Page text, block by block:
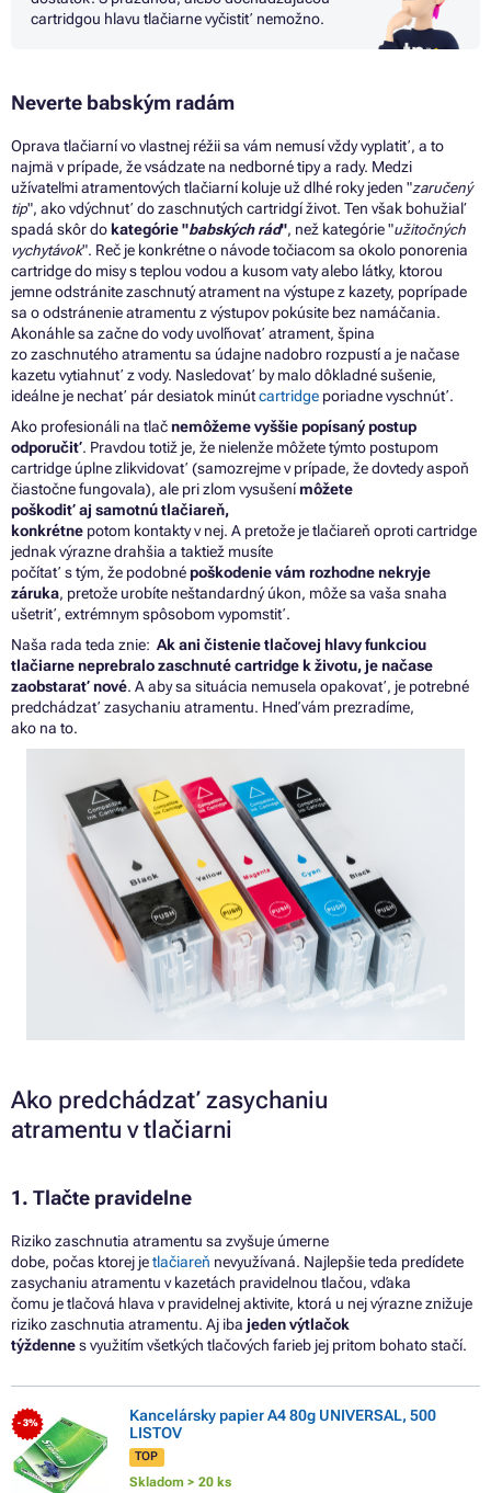
cartridgou hlavu tlačiarne vyčistiť nemožno.
Neverte babským radám
Oprava tlačiarní vo vlastnej réžii sa vám nemusí vždy vyplatiť, a to
najmä v prípade, že vsádzate na nedborné tipy a rady. Medzi
užívateľmi atramentových tlačiarní koluje už dlhé roky jeden "zaručený
tip", ako vdýchnuť do zaschnutých cartridgí život. Ten však bohužiaľ
spadá skôr do kategórie "babských rád", než kategórie "užitočných
vychytávok". Reč je konkrétne o návode točiacom sa okolo ponorenia
cartridge do misy s teplou vodou a kusom vaty alebo látky, ktorou
jemne odstránite zaschnutý atrament na výstupe z kazety, poprípade
sa o odstránenie atramentu z výstupov pokúsite bez namáčania.
Akonáhle sa začne do vody uvoľňovať atrament, špina
zo zaschnutého atramentu sa údajne nadobro rozpustí a je načase
kazetu vytiahnuť z vody. Nasledovať by malo dôkladné sušenie,
ideálne je nechať pár desiatok minútcartridge poriadne vyschnúť.
Ako profesionáli na tlačnemôžeme vyššie popísaný postup
odporučiť. Pravdou totiž je, že nielenže môžete týmto postupom
cartridge úplne zlikvidovať (samozrejmevprípade, žedovtedy aspoň
čiastočne fungovala), ale pri zlom vysušenímôžete
poškodiťaj samotnú tlačiareň,
konkrétne potom kontaktyvnej. A pretože jetlačiareň oproti cartridge
jednak výrazne drahšia a taktiež musíte
počítať stým, že podobnépoškodenie vám rozhodne nekryje
záruka, pretože urobíte neštandardný úkon, môžesa vaša snaha
ušetriť, extrémnym spôsobom vypomstiť.
Naša rada teda znie: Ak ani čistenie tlačovej hlavy funkciou
tlačiarne neprebralo zaschnuté cartridge k životu,jenačase
zaobstarať nové. Aabysa situácia nemusela opakovať, je potrebné
predchádzať zasychaniu atramentu. Hneď vám prezradíme,
ako na to.
Ako predchádzať zasychaniu
atramentu vtlačiarni
1. Tlačte pravidelne
Riziko zaschnutia atramentu sa zvyšuje úmerne
dobe, počas ktorej jetlačiareň nevyužívaná. Najlepšie teda predídete
zasychaniu atramentu vkazetách pravidelnou tlačou, vďaka
čomu jetlačová hlava vpravidelnej aktivite, ktorá u nej výrazne znižuje
riziko zaschnutia atramentu. Aj iba jeden výtlačok
týždennesvyužitím všetkých tlačových farieb jej pritom bohato stačí.
- 3%
Kancelársky papier A4 80g UNIVERSAL, 500
LISTOV
TOP
Skladom > 20 ks